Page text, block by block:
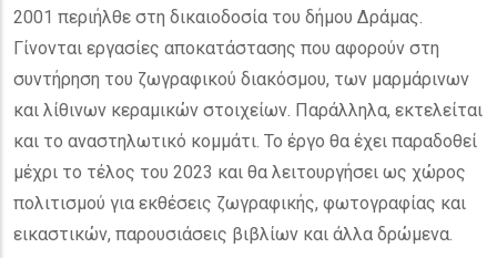
2001 περιήλθε στη δικαιοδοσία του δήμου Δράμας.
Γίνονται εργασίες αποκατάστασης που αφορούν στη
συντήρηση του ζωγραφικού διακόσμου, των μαρμάρινων
και λίθινων κεραμικών στοιχείων. Παράλληλα, εκτελείται
και το αναστηλωτικό κομμάτι. Το έργο θα έχει παραδοθεί
μέχρι το τέλος του 2023 και θα λειτουργήσει ως χώρος
πολιτισμού για εκθέσεις ζωγραφικής, φωτογραφίας και
εικαστικών, παρουσιάσεις βιβλίων και άλλα δρώμενα.